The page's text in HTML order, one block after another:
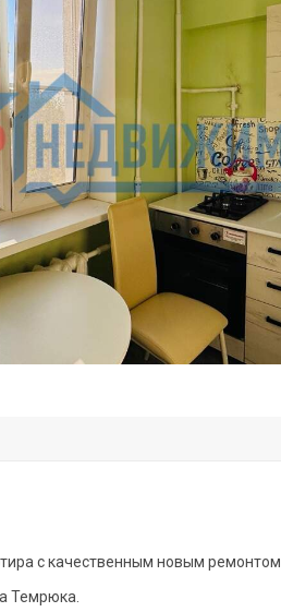
с качественным новым ремонтом.
Темрюка.